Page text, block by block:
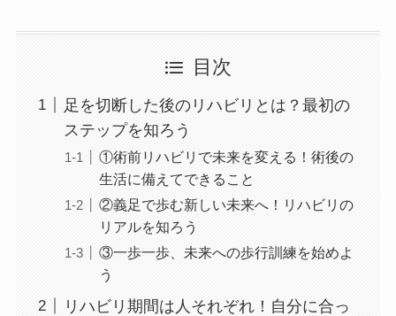
目次
足を切断した後のリハビリとは？最初の
ステップを知ろう
①術前リハビリで未来を変える！術後の
生活に備えてできること
②義足で歩む新しい未来へ！リハビリの
リアルを知ろう
③一歩一歩、未来への歩行訓練を始めよ
う
リハビリ期間は人それぞれ！自分に合っ